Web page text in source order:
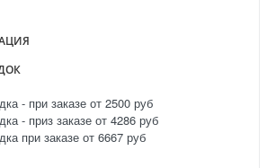
- при заказе от 2500 руб
- приз заказе от 4286 руб
при заказе от 6667 руб